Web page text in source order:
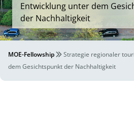
Entwicklung unter dem
der Nachhaltigkeit
MOE-Fellowship
Strategie regionaler
dem Gesichtspunkt der Nachhaltigkeit